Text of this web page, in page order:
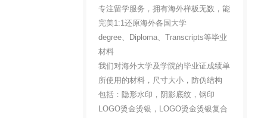
专注留学服务，拥有海外样板无数，能
完美1:1还原海外各国大学
degree、Diploma、Transcripts等毕业
材料
我们对海外大学及学院的毕业证成绩单
所使用的材料，尺寸大小，防伪结构
包括：隐形水印，阴影底纹，钢印
LOGO烫金烫银，LOGO烫金烫银复合